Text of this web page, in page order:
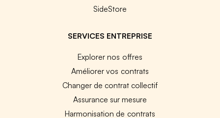
SideStore
SERVICES ENTREPRISE
Explorer nos offres
Améliorer vos contrats
Changer de contrat collectif
Assurance sur mesure
Harmonisation de contrats